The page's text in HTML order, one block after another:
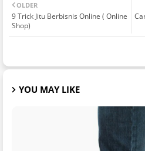
OLDER
9 Trick Jitu Berbisnis Online ( Online
Shop)
YOU MAY LIKE